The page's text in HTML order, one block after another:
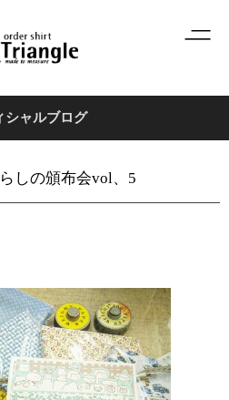
シャルブログ
しの頒布会vol、5